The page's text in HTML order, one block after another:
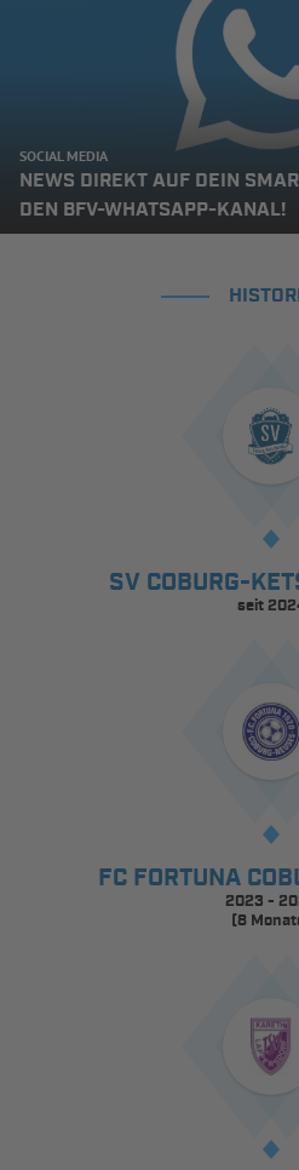
SOCIAL MEDIA
NEWS DIREKT AUF DEIN
DEN BFV-WHATSAPP-KANAL!
SV COBURG-
seit
FC FORTUNA
2023 -
(8